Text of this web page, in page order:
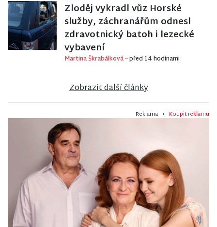
Zloděj vykradl vůz Horské
služby, záchranářům odnesl
zdravotnický batoh i lezecké
vybavení
Martina Škrabálková– před 14 hodinami
Zobrazit další články
Reklama • Koupit reklamu